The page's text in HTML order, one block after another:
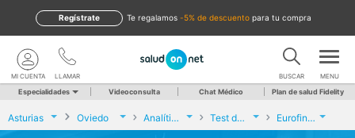
te regalamos -5% de descuento para tu compra
Regístrate
LLAMAR
MI CUENTA BUSCAR MENU
Especialidades Videoconsulta Chat Médico Plan de salud Fidelity
Asturias Oviedo Analíticas y Genética Test de intolerancia a la lactosa. Prueba del aliento Eurofins Análisis Clínicos Oviedo